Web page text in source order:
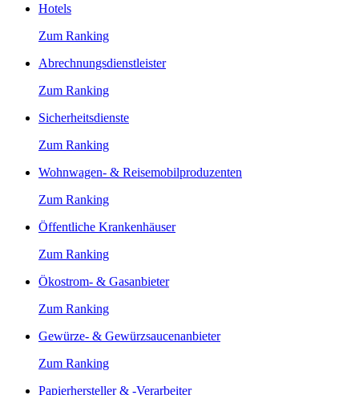
Hotels
Zum Ranking
Abrechnungsdienstleister
Zum Ranking
Sicherheitsdienste
Zum Ranking
Wohnwagen- & Reisemobilproduzenten
Zum Ranking
Öffentliche Krankenhäuser
Zum Ranking
Ökostrom- & Gasanbieter
Zum Ranking
Gewürze- & Gewürzsaucenanbieter
Zum Ranking
Papierhersteller & -Verarbeiter